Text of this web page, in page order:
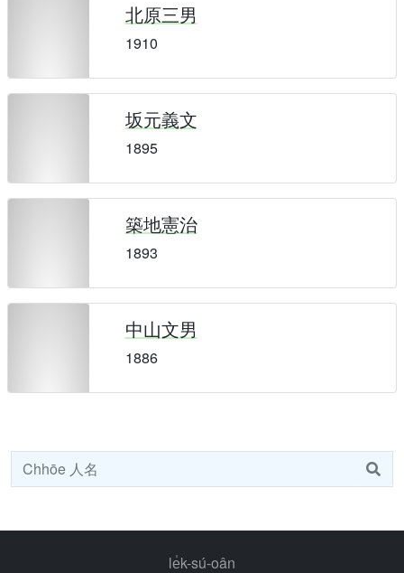
北原三男
1910
坂元義文
1895
築地憲治
1893
中山文男
1886
le̍k-sú-oân